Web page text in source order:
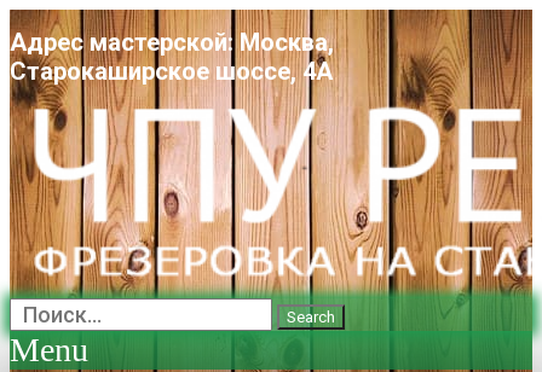
Адрес мастерской: Москва,
Старокаширское шоссе, 4А
Search
Menu